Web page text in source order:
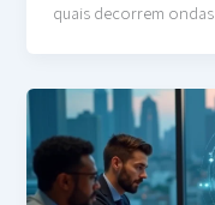
quais decorrem